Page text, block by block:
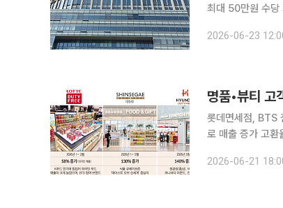
최대 50만원 수당 지급 대한상공회의소가 삼성전자, SK하이닉스, LG, 한화 등
딜 아카데미' 사업
2026-06-23
명품•뷰티 고
롯데면세점, BTS
로 매출 증가 고환율 장기화와 외국인의 여행 패턴이 변화하면서 국내 면세점업계가 ‘K푸드’를 신성
백화점 등을 찾는
2026-06-21